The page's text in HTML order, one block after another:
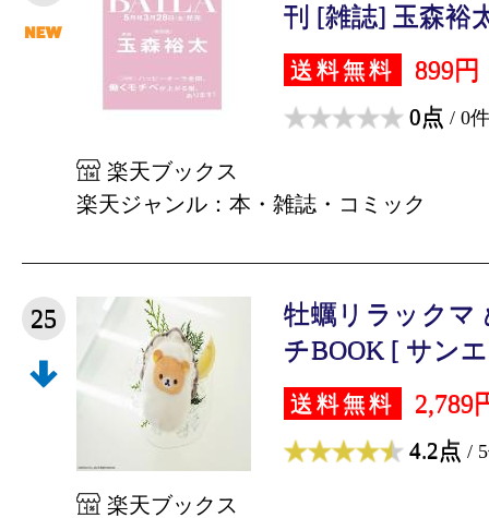
刊 [雑誌] 玉森裕
送料無料 899円
0点 / 0件
楽天ブックス
楽天ジャンル：本・雑誌・コミック
25
牡蠣リラックマ
チBOOK [ サン
送料無料 2,789
4.2点 /
楽天ブックス